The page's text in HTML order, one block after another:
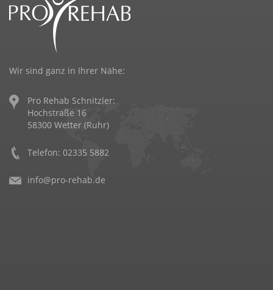
Wir sind ganz in Ihrer Nähe:
Pro Rehab Schnitzler:
Hochstraße 16
58300 Wetter (Ruhr)
Telefon: 02335 5882
info@pro-rehab.de